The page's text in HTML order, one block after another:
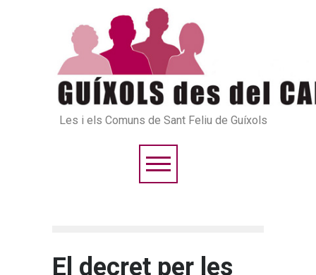
Les i els Comuns de Sant Feliu de Guíxols
El decret per les